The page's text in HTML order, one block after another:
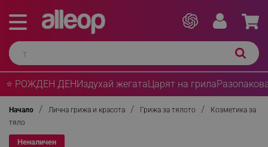
⭐ РОЖДЕН ДЕНИздухай жегатаЦарят на грила
Начало Лична грижа и красота Грижа за тялото
Козметика за
тяло
Неналичен